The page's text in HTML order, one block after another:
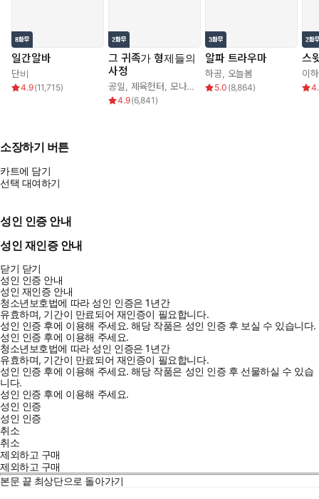
일간알바
단비
4.9(11,715)
그 귀족가 형제들의
사정
공일 제육헌터 모나글로리아
4.9(6,841 )
알파 트라우마
하공 오늘봄
5.0 (8,864)
스
이
소장하기 버튼
카트에 담기
선택 대여하기
성인 인증 안내
성인 재인증 안내
닫기 닫기
성인 인증 안내
성인 재인증 안내
청소년보호법에 따라 성인 인증은 1년간
유효하며, 기간이 만료되어 재인증이 필요합니다.
성인 인증 후에 이용해 주세요.해당 작품은 성인 인증 후 보실 수 있습니다.
성인 인증 후에 이용해 주세요.
청소년보호법에 따라 성인 인증은 1년간
유효하며, 기간이 만료되어 재인증이 필요합니다.
성인 인증 후에 이용해 주세요.해당 작품은 성인 인증 후 선물하실 수 있습
니다.
성인 인증 후에 이용해 주세요.
성인 인증
성인 인증
취소
취소
제외하고 구매
제외하고 구매
본문 끝 최상단으로 돌아가기